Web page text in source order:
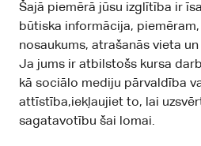
Šajā piemērā jūsu izglītība ir
būtiska informācija,
nosaukums, atrašanās vieta
Ja jums ir atbilstošs kursa
kā sociālo mediju pārvaldība
attīstība,iekļaujiet to, lai
sagatavotību šai lomai.